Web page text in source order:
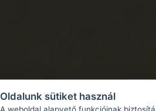
Oldalunk sütiket használ